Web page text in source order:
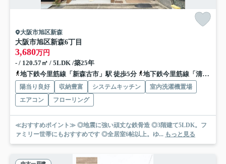
大阪市旭区新森
大阪市旭区新森6丁目
3,680万円
- / 120.57㎡ / 5LDK /築25年
地下鉄今里筋線「新森古市」駅 徒歩5分
地下鉄今里筋線「清水」駅 徒歩9分
陽当り良好 収納豊富 システムキッチン
室内洗濯機置場
エアコン
フローリング
≪おすすめポイント≫ ◎地震に強い頑丈な鉄骨造 ◎3階建て5LDK。フ
ァミリー世帯にもおすすめです ◎全居室6帖以上。ゆ... もっと見る